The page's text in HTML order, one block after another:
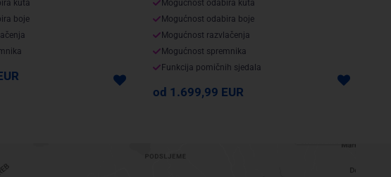
kuta
boje
Mogućnost odabira kuta
Mogućnost odabira boje
Mogućnost razvlačenja
Mogućnost spremnika
Funkcija pomičnih sjedala
od 1.699,99 EUR